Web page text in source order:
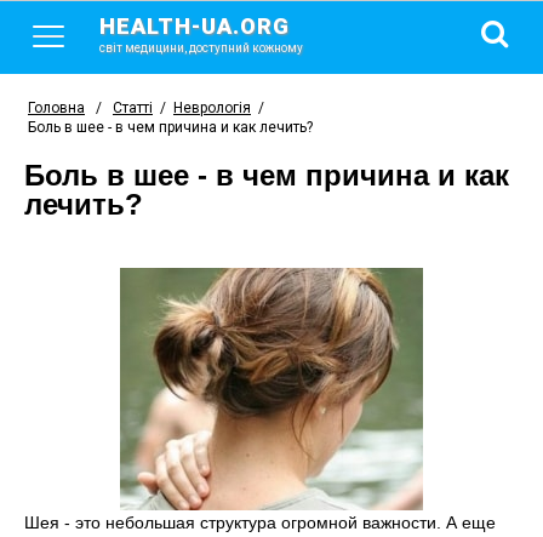
HEALTH-UA.ORG
світ медицини, доступний кожному
Головна / Статті / Неврологія /
Боль в шее - в чем причина и как лечить?
Боль в шее - в чем причина и как
лечить?
Шея - это небольшая структура огромной важности. А еще